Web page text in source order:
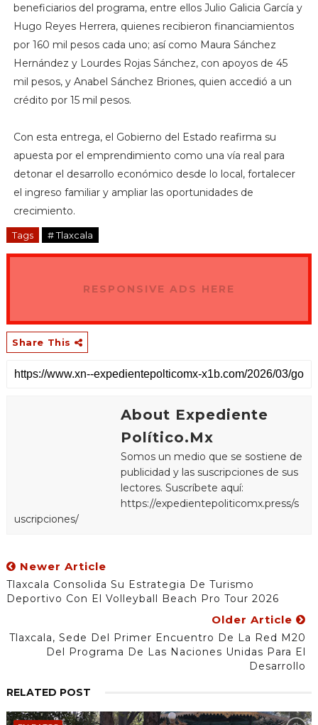
beneficiarios del programa, entre ellos Julio Galicia García y
Hugo Reyes Herrera, quienes recibieron financiamientos
por 160 mil pesos cada uno; así como Maura Sánchez
Hernández y Lourdes Rojas Sánchez, con apoyos de 45
mil pesos, y Anabel Sánchez Briones, quien accedió a un
crédito por 15 mil pesos.
Con esta entrega, el Gobierno del Estado reafirma su
apuesta por el emprendimiento como una vía real para
detonar el desarrollo económico desde lo local, fortalecer
el ingreso familiar y ampliar las oportunidades de
crecimiento.
Tags # Tlaxcala
RESPONSIVE ADS HERE
Share This
About Expediente
Político.Mx
Somos un medio que se sostiene de
publicidad y las suscripciones de sus
lectores. Suscríbete aquí:
https://expedientepoliticomx.press/s
uscripciones/
Newer Article
Tlaxcala Consolida Su Estrategia De Turismo
Deportivo Con El Volleyball Beach Pro Tour 2026
Older Article
Tlaxcala, Sede Del Primer Encuentro De La Red M20
Del Programa De Las Naciones Unidas Para El
Desarrollo
RELATED POST